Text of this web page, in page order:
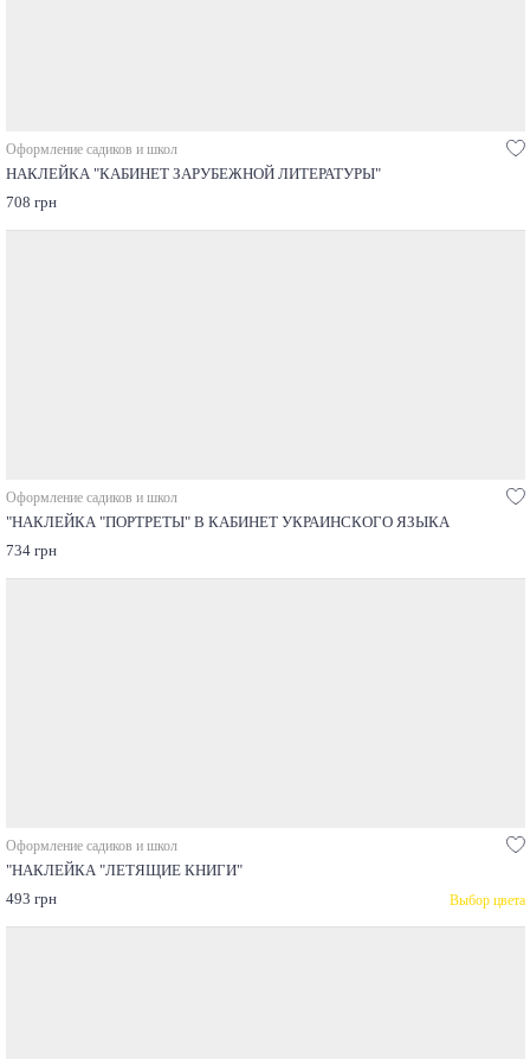
Оформление садиков и школ
НАКЛЕЙКА "КАБИНЕТ ЗАРУБЕЖНОЙ ЛИТЕРАТУРЫ"
708 грн
Оформление садиков и школ
"НАКЛЕЙКА "ПОРТРЕТЫ" В КАБИНЕТ УКРАИНСКОГО ЯЗЫКА
734 грн
Оформление садиков и школ
"НАКЛЕЙКА "ЛЕТЯЩИЕ КНИГИ"
493 грн
Выбор цвета